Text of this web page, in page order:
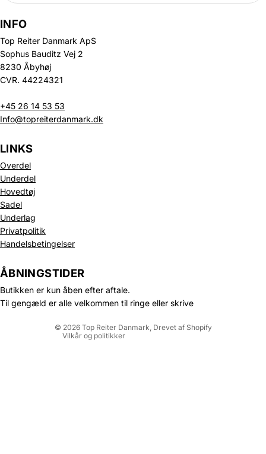
INFO
Top Reiter Danmark ApS
Sophus Bauditz Vej 2
8230 Åbyhøj
CVR. 44224321
+45 26 14 53 53
Info@topreiterdanmark.dk
LINKS
Overdel
Underdel
Hovedtøj
Sadel
Underlag
Privatpolitik
Handelsbetingelser
ÅBNINGSTIDER
Butikken er kun åben efter aftale.
Til gengæld er alle velkommen til ringe eller skrive
© 2026 Top Reiter Danmark , Drevet af Shopify
Vilkår og politikker
Politik om beskyttelse af persondata
Refusionspolitik
Leveringspolitik
Kontaktinformation